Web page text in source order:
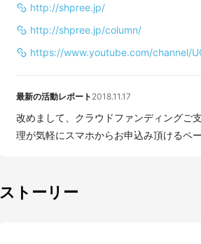
http://shpree.jp/
http://shpree.jp/column/
https://www.youtube.com/channel/
最新の活動レポート 2018.11.17
改めまして、クラウドファンディングご
理が気軽にスマホからお申込み頂けるペ
ストーリー